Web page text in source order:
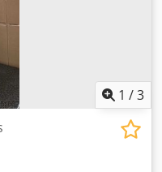
posterior. Estado:
desmontado y
1 /3